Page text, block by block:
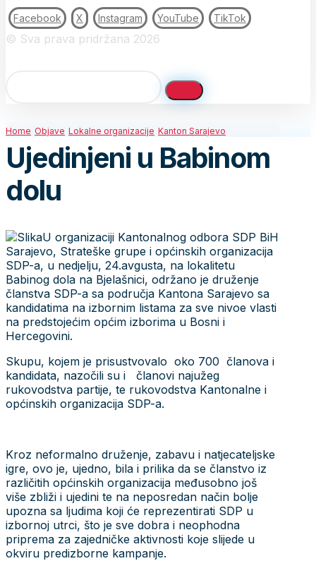
Facebook X Instagram YouTube TikTok
© Sva prava pridržana 2026
Home Objave Lokalne organizacije Kanton Sarajevo
Ujedinjeni u Babinom
dolu
U organizaciji Kantonalnog odbora SDP BiH
Sarajevo, Strateške grupe i općinskih organizacija
SDP-a, u nedjelju, 24.avgusta, na lokalitetu
Babinog dola na Bjelašnici, održano je druženje
članstva SDP-a sa područja Kantona Sarajevo sa
kandidatima na izbornim listama za sve nivoe vlasti
na predstojećim općim izborima u Bosni i
Hercegovini.
Skupu, kojem je prisustvovalo oko 700 članova i
kandidata, nazočili su i članovi najužeg
rukovodstva partije, te rukovodstva Kantonalne i
općinskih organizacija SDP-a.
Kroz neformalno druženje, zabavu i natjecateljske
igre, ovo je, ujedno, bila i prilika da se članstvo iz
različitih općinskih organizacija međusobno još
više zbliži i ujedini te na neposredan način bolje
upozna sa ljudima koji će reprezentirati SDP u
izbornoj utrci, što je sve dobra i neophodna
priprema za zajedničke aktivnosti koje slijede u
okviru predizborne kampanje.